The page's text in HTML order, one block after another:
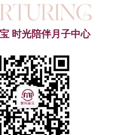
时光陪伴月子中心